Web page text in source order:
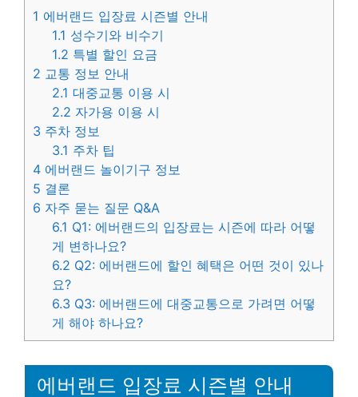
1 에버랜드 입장료 시즌별 안내
1.1 성수기와 비수기
1.2 특별 할인 요금
2 교통 정보 안내
2.1 대중교통 이용 시
2.2 자가용 이용 시
3 주차 정보
3.1 주차 팁
4 에버랜드 놀이기구 정보
5 결론
6 자주 묻는 질문 Q&A
6.1 Q1: 에버랜드의 입장료는 시즌에 따라 어떻
게 변하나요?
6.2 Q2: 에버랜드에 할인 혜택은 어떤 것이 있나
요?
6.3 Q3: 에버랜드에 대중교통으로 가려면 어떻
게 해야 하나요?
에버랜드 입장료 시즌별 안내